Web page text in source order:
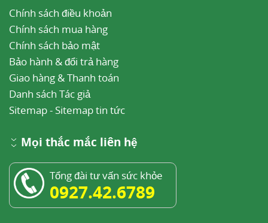
Chính sách điều khoản
Chính sách mua hàng
Chính sách bảo mật
Bảo hành & đổi trả hàng
Giao hàng & Thanh toán
Danh sách Tác giả
Sitemap- Sitemap tin tức
Mọi thắc mắc liên hệ
Tổng đài tư vấn sức khỏe
0927.42.6789